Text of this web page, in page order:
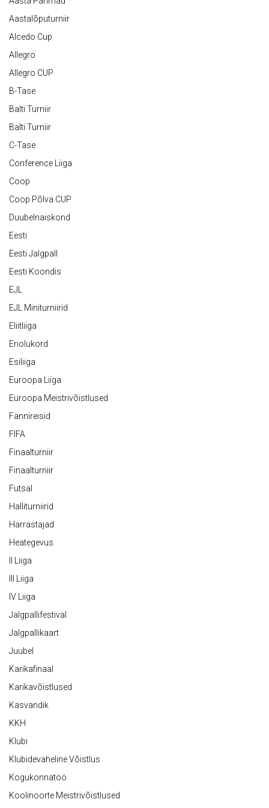
Aastalõputurniir
Alcedo Cup
Allegro
Allegro CUP
B-Tase
Balti Turniir
Balti Turniir
C-Tase
Conference Liiga
Coop
Coop Põlva CUP
Duubelnaiskond
Eesti
Eesti Jalgpall
Eesti Koondis
EJL
EJL Miniturniirid
Eliitliiga
Eriolukord
Esiliiga
Euroopa Liiga
Euroopa Meistrivõistlused
Fännireisid
FIFA
Finaalturniir
Finaalturniir
Futsal
Halliturniirid
Harrastajad
Heategevus
II Liiga
III Liiga
IV Liiga
Jalgpallifestival
Jalgpallikaart
Juubel
Karikafinaal
Karikavõistlused
Kasvandik
KKH
Klubi
Klubidevaheline Võistlus
Kogukonnatöö
Koolinoorte Meistrivõistlused